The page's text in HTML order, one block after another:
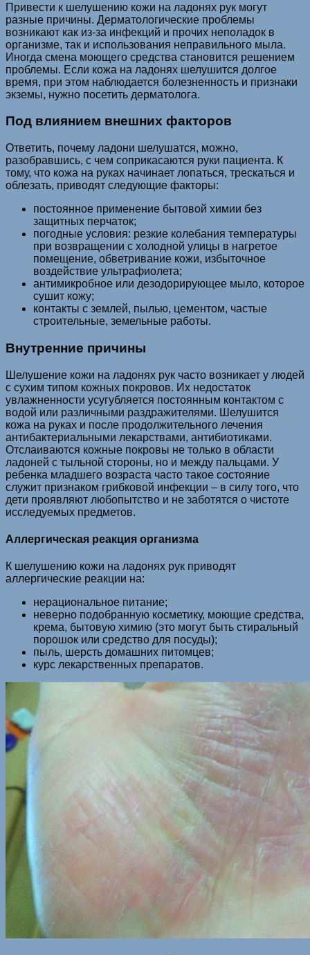
Привести к шелушению кожи на ладонях рук могут
разные причины. Дерматологические проблемы
возникают как из-за инфекций и прочих неполадок в
организме, так и использования неправильного мыла.
Иногда смена моющего средства становится решением
проблемы. Если кожа на ладонях шелушится долгое
время, при этом наблюдается болезненность и признаки
экземы, нужно посетить дерматолога.
Под влиянием внешних факторов
Ответить, почему ладони шелушатся, можно,
разобравшись, с чем соприкасаются руки пациента. К
тому, что кожа на руках начинает лопаться, трескаться и
облезать, приводят следующие факторы:
постоянное применение бытовой химии без
защитных перчаток;
погодные условия: резкие колебания температуры
при возвращении с холодной улицы в нагретое
помещение, обветривание кожи, избыточное
воздействие ультрафиолета;
антимикробное или дезодорирующее мыло, которое
сушит кожу;
контакты с землей, пылью, цементом, частые
строительные, земельные работы.
Внутренние причины
Шелушение кожи на ладонях рук часто возникает у людей
с сухим типом кожных покровов. Их недостаток
увлажненности усугубляется постоянным контактом с
водой или различными раздражителями. Шелушится
кожа на руках и после продолжительного лечения
антибактериальными лекарствами, антибиотиками.
Отслаиваются кожные покровы не только в области
ладоней с тыльной стороны, но и между пальцами. У
ребенка младшего возраста часто такое состояние
служит признаком грибковой инфекции – в силу того, что
дети проявляют любопытство и не заботятся о чистоте
исследуемых предметов.
Аллергическая реакция организма
К шелушению кожи на ладонях рук приводят
аллергические реакции на:
нерациональное питание;
неверно подобранную косметику, моющие средства,
крема, бытовую химию (это могут быть стиральный
порошок или средство для посуды);
пыль, шерсть домашних питомцев;
курс лекарственных препаратов.